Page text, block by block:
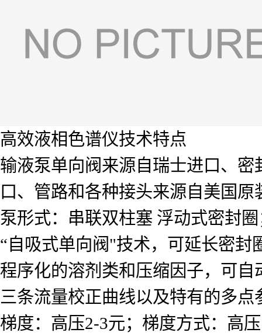
高效液相色谱仪技术特点
输液泵单向阀来源自瑞士进口、
口、管路和各种接头来源自美国原
泵形式：串联双柱塞 浮动式密封
“自吸式单向阀"技术，可延长密封
程序化的溶剂类和压缩因子，可
三条流量校正曲线以及特有的多
梯度：高压2-3元；梯度方式：高